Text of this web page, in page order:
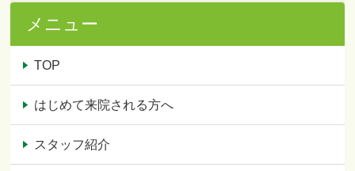
メニュー
TOP
はじめて来院される方へ
スタッフ紹介